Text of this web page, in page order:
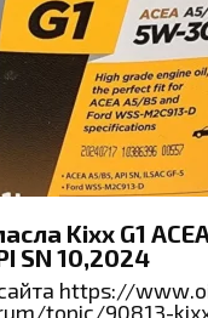
Kixx G1
SN 10,2024
https://
topic/90813-